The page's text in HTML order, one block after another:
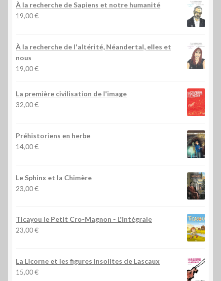
À la recherche de Sapiens et notre humanité
19,00€
À la recherche de l'altérité, Néandertal, elles et
nous
19,00€
La première civilisation de l'image
32,00€
Préhistoriens en herbe
14,00€
Le Sphinx et la Chimère
23,00€
Ticayou le Petit Cro-Magnon - L'Intégrale
23,00€
La Licorne et les figures insolites de Lascaux
15,00€